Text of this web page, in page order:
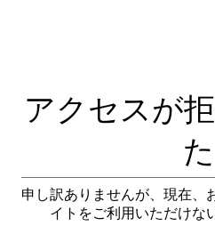
アクセスが
た
申し訳ありませんが、現在、
イトをご利用いただけな